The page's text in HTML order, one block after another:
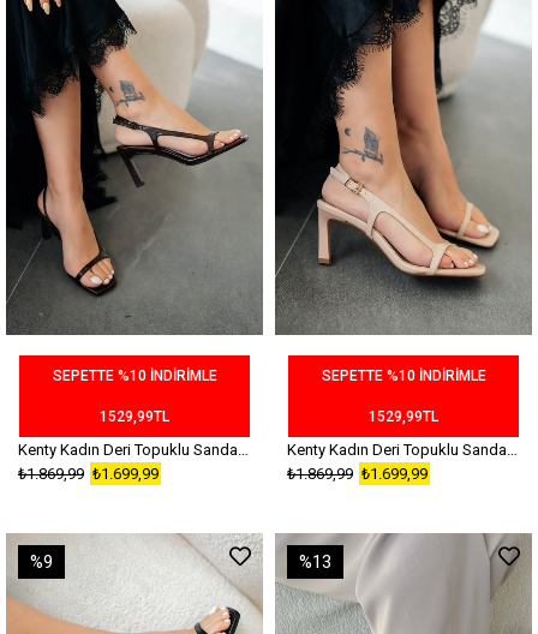
SEPETTE %10 İNDİRİMLE
1529,99TL
Kenty Kadın Deri Topuklu Sandalet Kahverengi
₺1.699,99
₺1.869,99
SEPETTE %10 İNDİRİMLE
1529,99TL
Kenty Kadın Deri Topuklu Sandalet Bej
₺1.699,99
₺1.869,99
%9 %13